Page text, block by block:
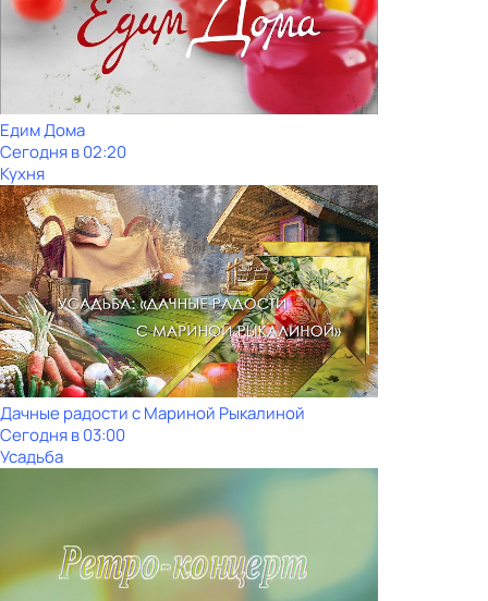
Едим Дома
Сегодня в 02:20
Кухня
Дачные радости с Мариной Рыкалиной
Сегодня в 03:00
Усадьба